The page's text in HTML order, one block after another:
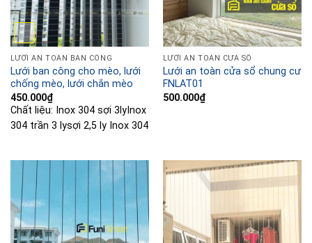
LƯỚI AN TOÀN BAN CÔNG
Lưới ban công cho mèo, lưới
chống mèo, lưới chắn mèo
450.000₫
Chất liệu: Inox 304 sợi 3lyInox
304 trần 3 lysợi 2,5 ly Inox 304
LƯỚI AN TOÀN CỬA SỔ
Lưới an toàn cửa sổ chung cư
FNLAT01
500.000₫